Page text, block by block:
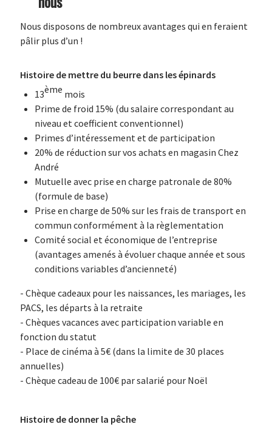
Nous disposons de nombreux avantages qui en feraient
pâlir plus d’un !
Histoire de mettre du beurre dans les épinards
13ème mois
Prime de froid 15% (du salaire correspondant au
niveau et coefficient conventionnel)
Primes d’intéressement et de participation
20% de réduction sur vos achats en magasin Chez
André
Mutuelle avec prise en charge patronale de 80%
(formule de base)
Prise en charge de 50% sur les frais de transport en
commun conformément à la règlementation
Comité social et économique de l’entreprise
(avantages amenés à évoluer chaque année et sous
conditions variables d’ancienneté)
- Chèque cadeaux pour les naissances, les mariages, les
PACS, les départs à la retraite
- Chèques vacances avec participation variable en
fonction du statut
- Place de cinéma à 5€ (dans la limite de 30 places
annuelles)
- Chèque cadeau de 100€ par salarié pour Noël
Histoire de donner la pêche